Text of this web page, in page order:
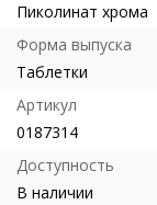
Пиколинат хрома
Форма выпуска
Таблетки
Артикул
0187314
Доступность
В наличии